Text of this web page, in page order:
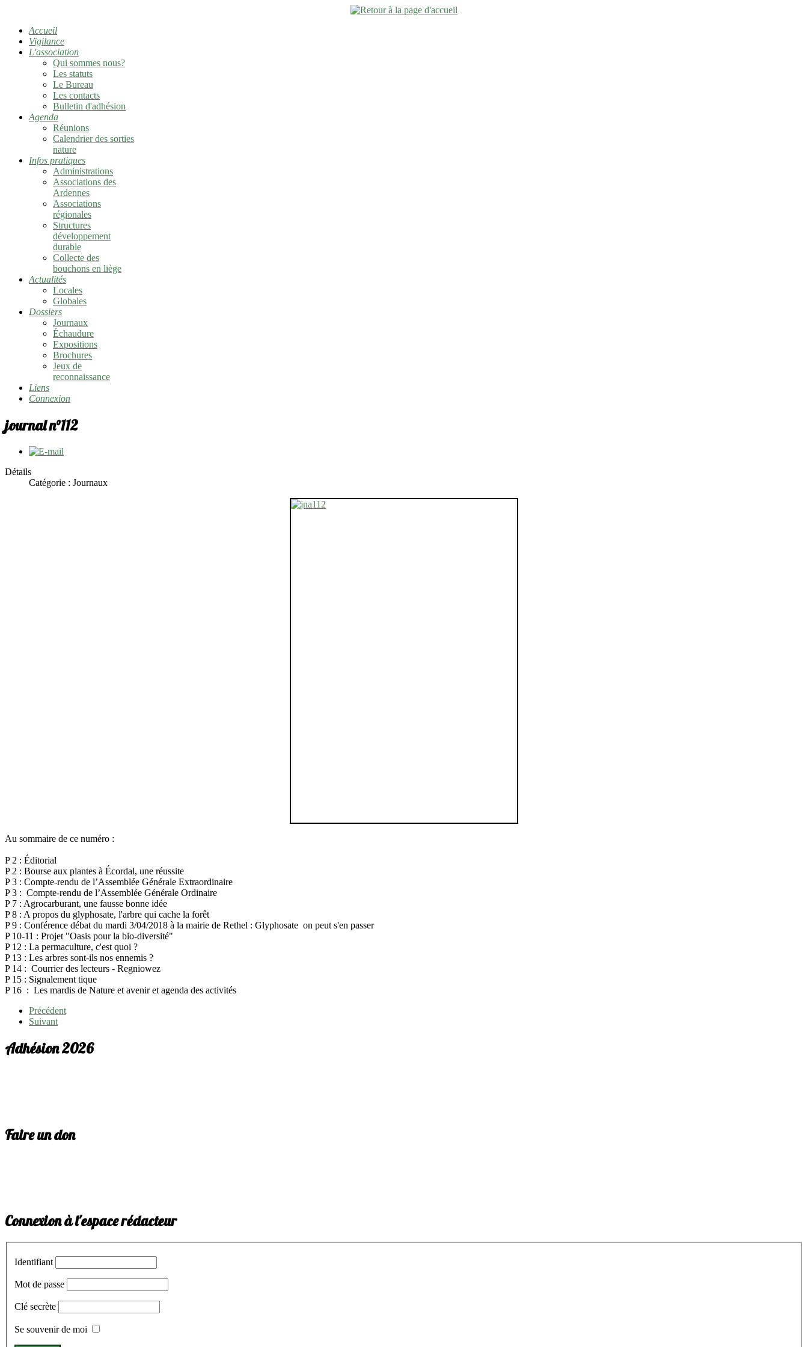
Accueil
Vigilance
L'association
Qui sommes nous?
Les statuts
Le Bureau
Les contacts
Bulletin d'adhésion
Agenda
Réunions
Calendrier des sorties
nature
Infos pratiques
Administrations
Associations des
Ardennes
Associations
régionales
Structures
développement
durable
Collecte des
bouchons en liège
Actualités
Locales
Globales
Dossiers
Journaux
Échaudure
Expositions
Brochures
Jeux de
reconnaissance
Liens
Connexion
journal n°112
Détails
Catégorie : Journaux
Au sommaire de ce numéro :
P 2 : Éditorial
P 2 : Bourse aux plantes à Écordal, une réussite
P 3 : Compte-rendu de l’Assemblée Générale Extraordinaire
P 3 : Compte-rendu de l’Assemblée Générale Ordinaire
P 7 : Agrocarburant, une fausse bonne idée
P 8 : A propos du glyphosate, l'arbre qui cache la forêt
P 9 : Conférence débat du mardi 3/04/2018 à la mairie de Rethel : Glyphosate on peut s'en passer
P 10-11 : Projet "Oasis pour la bio-diversité"
P 12 : La permaculture, c'est quoi ?
P 13 : Les arbres sont-ils nos ennemis ?
P 14 : Courrier des lecteurs - Regniowez
P 15 : Signalement tique
P 16 : Les mardis de Nature et avenir et agenda des activités
Précédent
Suivant
Adhésion 2026
Faire un don
Connexion à l'espace rédacteur
Identifiant
Mot de passe
Clé secrète
Se souvenir de moi